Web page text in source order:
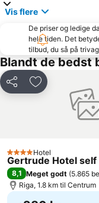
Vis flere
De priser og ledige
hele tiden. Det
tilbud, du så på
Blandt de bedst
Del Føj til favoritter
4 Stjerner
Hotel
Gertrude Hotel
8,1 Meget godt (5.865
Riga, 1.8 km til Centrum